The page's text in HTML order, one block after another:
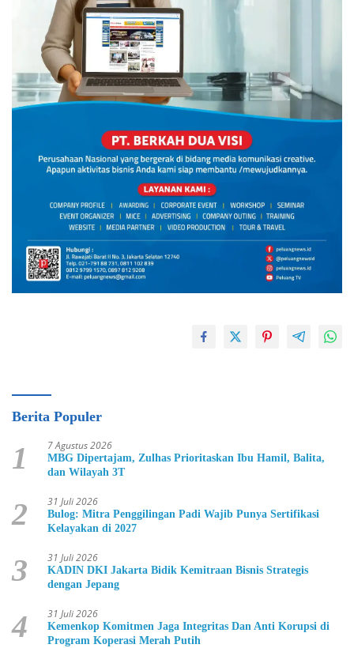
Berita Populer
1 7 Agustus 2026
MBG Dipertajam, Zulhas Prioritaskan Ibu Hamil, Balita,
dan Wilayah 3T
2 31 Juli 2026
Bulog: Mitra Penggilingan Padi Wajib Punya Sertifikasi
Kelayakan di 2027
3 31 Juli 2026
KADIN DKI Jakarta Bidik Kemitraan Bisnis Strategis
dengan Jepang
4 31 Juli 2026
Kemenkop Komitmen Jaga Integritas Dan Anti Korupsi di
Program Koperasi Merah Putih